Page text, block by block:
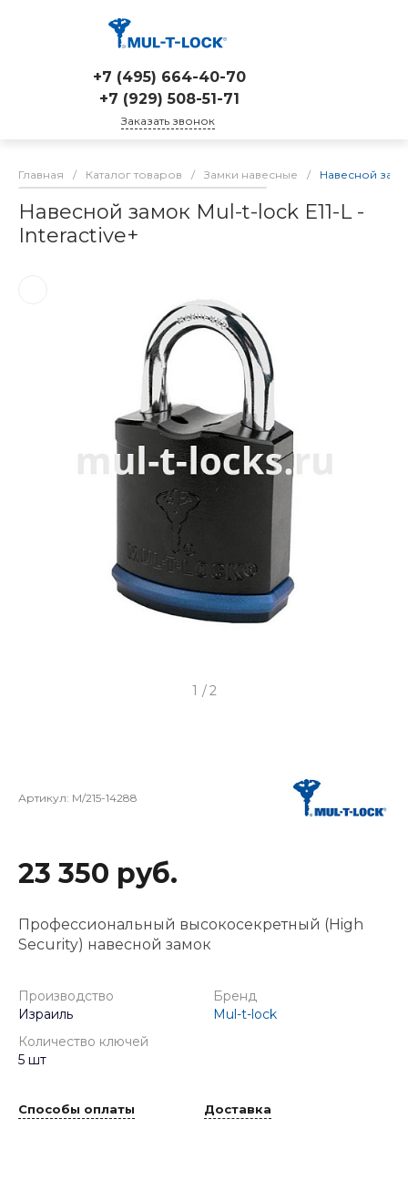
+7 (495) 664-40-70
+7 (929) 508-51-71
Заказать звонок
Главная / Каталог товаров / Замки навесные / Навесной
Навесной замок Mul-t-lock E11-L -
Interactive+
1 /2
Артикул: M/215-14288
23 350 руб.
Профессиональный высокосекретный (High
Security) навесной замок
Производство
Израиль
Бренд
Mul-t-lock
Количество ключей
5 шт
Способы оплаты Доставка